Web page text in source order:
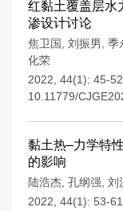
红黏土覆盖层水
渗设计讨论
焦卫国 刘振男 季
化荣
2022, 44(1): 45-52.
10.11779/
黏土热–力学特
的影响
陆浩杰 孔纲强 刘
2022, 44(1): 53-61.